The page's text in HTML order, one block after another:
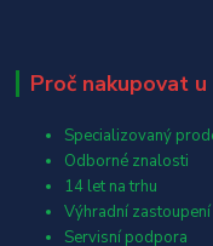
Proč nakupovat u
Specializovaný
Odborné znalosti
14 let na trhu
Výhradní
Servisní podpora